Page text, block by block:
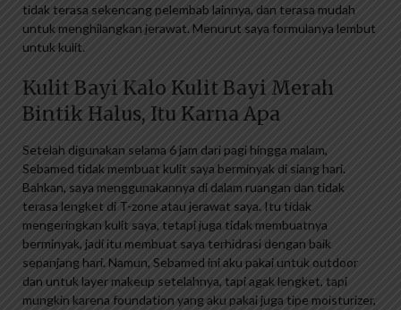
tidak terasa sekencang pelembab lainnya, dan terasa mudah
untuk menghilangkan jerawat. Menurut saya formulanya lembut
untuk kulit.
Kulit Bayi Kalo Kulit Bayi Merah
Bintik Halus, Itu Karna Apa
Setelah digunakan selama 6 jam dari pagi hingga malam,
Sebamed tidak membuat kulit saya berminyak di siang hari.
Bahkan, saya menggunakannya di dalam ruangan dan tidak
terasa lengket di T-zone atau jerawat saya. Itu tidak
mengeringkan kulit saya, tetapi juga tidak membuatnya
berminyak, jadi itu membuat saya terhidrasi dengan baik
sepanjang hari. Namun, Sebamed ini aku pakai untuk outdoor
dan untuk layer makeup setelahnya, tapi agak lengket, tapi
mungkin karena foundation yang aku pakai juga tipe moisturizer,